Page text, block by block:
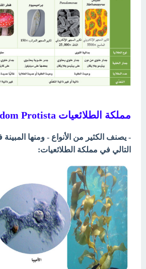
مملكة الطلائعيات Kingdom Protista
- يصنف الكثير من الأنواع - ومنها
التالي في مملكة الطلائعيات: